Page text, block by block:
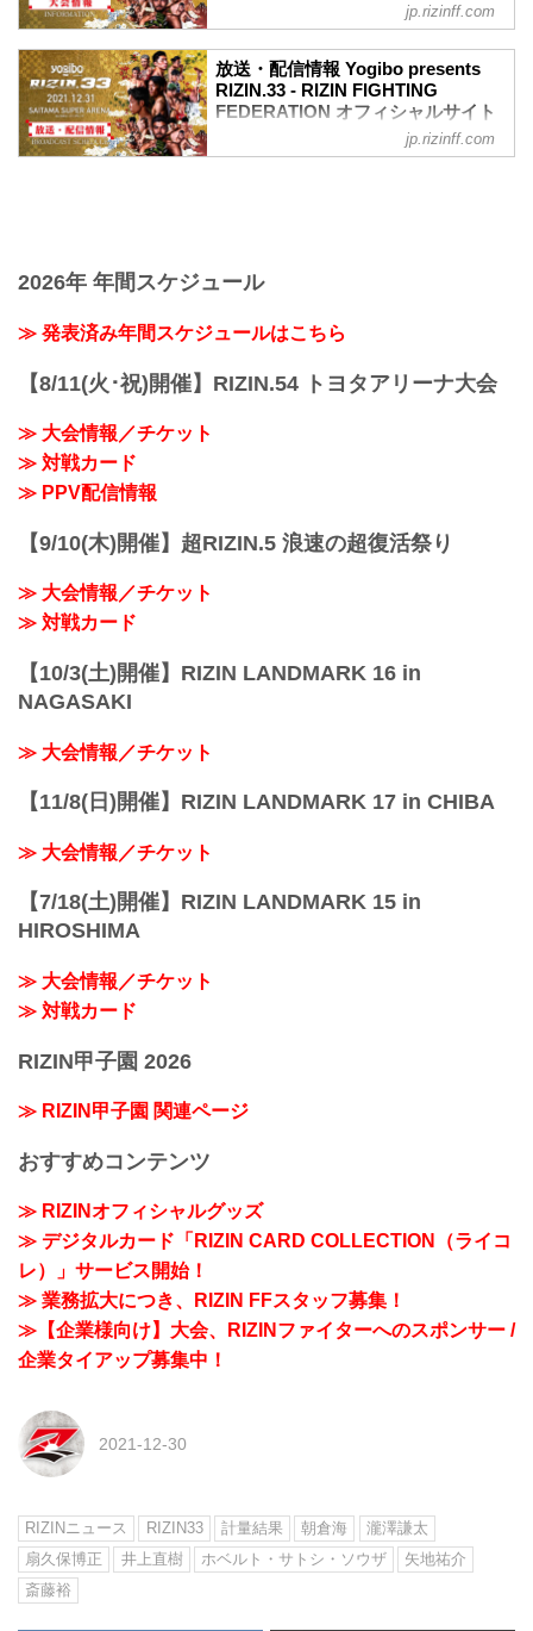
現状は必要ありません。
大会概要
名称
予定時間が前後することがありますので
会場
JR京浜東北線・JR上野東京ライン（宇都
宮線・高崎線）「さいたま新都心」駅か
jp.rizinff.com
放送・配信情報 Yogibo presents
RIZIN.33 - RIZIN FIGHTING
FEDERATION オフィシャルサイト
12月31日（金）さいたまスーパーアリー
試合リアルタイムで視聴しよう！
事前番組
日付 時間 放送・配信媒体 番組名・その
12/20（月） 20:30〜 RIZIN FF公式
jp.rizinff.com
2026年 年間スケジュール
≫ 発表済み年間スケジュールはこちら
【8/11(火･祝)開催】RIZIN.54 トヨタアリーナ大会
≫ 大会情報／チケット
≫ 対戦カード
≫ PPV配信情報
【9/10(木)開催】超RIZIN.5 浪速の超復活祭り
≫ 大会情報／チケット
≫ 対戦カード
【10/3(土)開催】RIZIN LANDMARK 16 in
NAGASAKI
≫ 大会情報／チケット
【11/8(日)開催】RIZIN LANDMARK 17 in CHIBA
≫ 大会情報／チケット
【7/18(土)開催】RIZIN LANDMARK 15 in
HIROSHIMA
≫ 大会情報／チケット
≫ 対戦カード
RIZIN甲子園 2026
≫ RIZIN甲子園 関連ページ
おすすめコンテンツ
≫ RIZINオフィシャルグッズ
≫ デジタルカード「RIZIN CARD COLLECTION（ライコ
レ）」サービス開始！
≫ 業務拡大につき、RIZIN FFスタッフ募集！
≫【企業様向け】大会、RIZINファイターへのスポンサー /
企業タイアップ募集中！
2021-12-30
RIZINニュース RIZIN33 計量結果 朝倉海
瀧澤謙太
扇久保博正
井上直樹 ホベルト・サトシ・ソウザ
矢地祐介
斎藤裕